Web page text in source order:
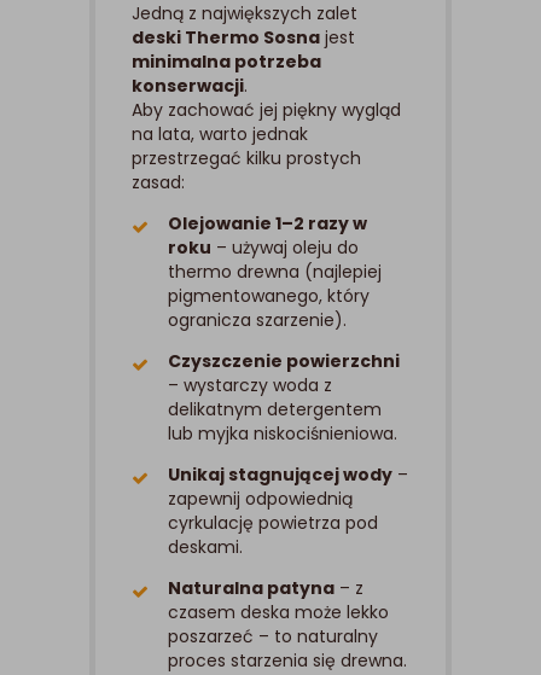
Jedną z największych zalet
deski Thermo Sosna jest
minimalna potrzeba
konserwacji.
Aby zachować jej piękny wygląd
na lata, warto jednak
przestrzegać kilku prostych
zasad:
Olejowanie 1–2 razy w
roku – używaj oleju do
thermo drewna (najlepiej
pigmentowanego, który
ogranicza szarzenie).
Czyszczenie powierzchni
– wystarczy woda z
delikatnym detergentem
lub myjka niskociśnieniowa.
Unikaj stagnującej wody –
zapewnij odpowiednią
cyrkulację powietrza pod
deskami.
Naturalna patyna – z
czasem deska może lekko
poszarzeć – to naturalny
proces starzenia się drewna.